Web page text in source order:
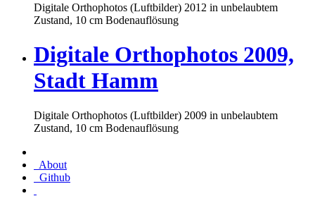
Digitale Orthophotos (Luftbilder) 2012 in unbelaubtem
Zustand, 10 cm Bodenauflösung
Digitale Orthophotos 2009,
Stadt Hamm
Digitale Orthophotos (Luftbilder) 2009 in unbelaubtem
Zustand, 10 cm Bodenauflösung
About
Github